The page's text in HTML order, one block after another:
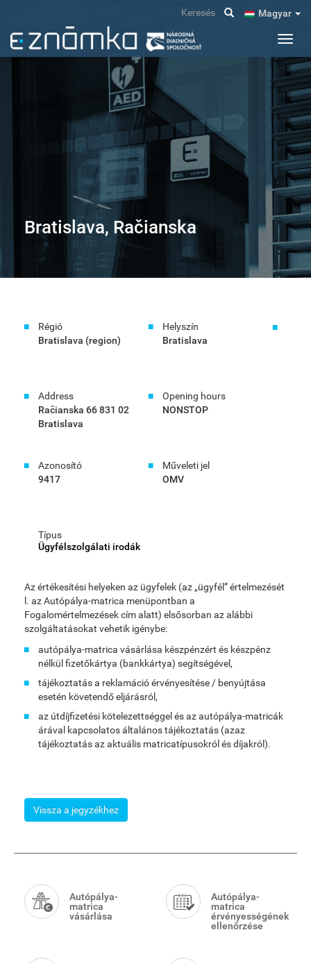
tartalomra
Magyar
Keresés
Bratislava, Račianska
Régió
Bratislava (region)
Helyszín
Bratislava
Address
Račianska 66 831 02
Bratislava
Opening hours
NONSTOP
Azonosító
9417
Műveleti jel
OMV
Típus
Ügyfélszolgálati irodák
Az értékesítési helyeken az ügyfelek (az „ügyfél” értelmezését
l. az Autópálya-matrica menüpontban a
Fogalomértelmezések cím alatt) elsősorban az alábbi
szolgáltatásokat vehetik igénybe:
autópálya-matrica vásárlása készpénzért és készpénz
nélkül fizetőkártya (bankkártya) segítségével,
tájékoztatás a reklamáció érvényesítése / benyújtása
esetén követendő eljárásról,
az útdíjfizetési kötelezettséggel és az autópálya-matricák
árával kapcsolatos általános tájékoztatás (azaz
tájékoztatás az aktuális matricatípusokról és díjakról).
Vissza a jegyzékhez
Menu
Autópálya-
matrica
vásárlása
Autópálya-
matrica
érvényességének
ellenőrzése